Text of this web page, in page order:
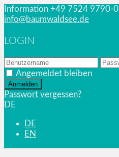
Information +49 7524 9790-0
info@baumwaldsee.de
LOGIN
Angemeldet bleiben
Passwort vergessen?
DE
DE
EN